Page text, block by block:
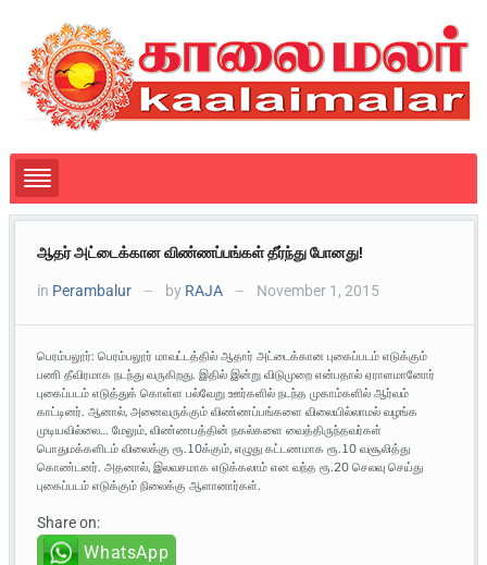
ஆதர் அட்டைக்கான விண்ணப்பங்கள் தீர்ந்து போனது!
in Perambalur — by RAJA — November 1, 2015
பெரம்பலூர்: பெரம்பலூர் மாவட்டத்தில் ஆதார் அட்டைக்கான புகைப்படம் எடுக்கும்
பணி தீவிரமாக நடந்து வருகிறது. இதில் இன்று விடுமுறை என்பதால் ஏராளமானோர்
புகைப்படம் எடுத்துக் கொள்ள பல்வேறு ஊர்களில் நடந்த முகாம்களில் ஆர்வம்
காட்டினர். ஆனால், அனைவருக்கும் விண்ணப்பங்களை விலையில்லாமல் வழங்க
முடியவில்லை… மேலும், விண்ணபத்தின் நகல்களை வைத்திருந்தவர்கள்
பொதுமக்களிடம் விலைக்கு ரூ.10க்கும், எழுது கட்டணமாக ரூ.10 வசூலித்து
கொண்டனர். அதனால், இலவசமாக எடுக்கலாம் என வந்த ரூ.20 செலவு செய்து
புகைப்படம் எடுக்கும் நிலைக்கு ஆளானார்கள்.
Share on:
WhatsApp